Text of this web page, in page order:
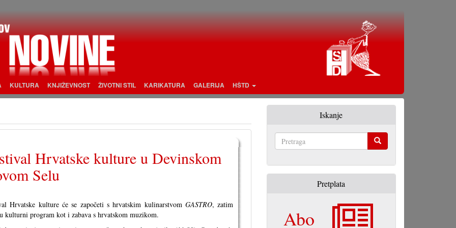
KULTURA KNJIŽEVNOST ŽIVOTNI STIL KARIKATURA GALERIJA HŠTD
Hrvatske kulture u Devinskom
Selu
Hrvatske kulture će se započeti s hrvatskim kulinarstvomGASTRO, zatim
kulturni program kot i zabava s hrvatskom muzikom.
Iskanje
Pretplata
Abo